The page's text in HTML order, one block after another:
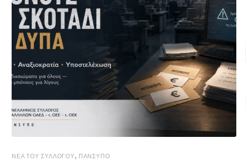
ΝΈΑ ΤΟΥ ΣΥΛΛΌΓΟΥ, ΠΑΝΣΥΠΟ